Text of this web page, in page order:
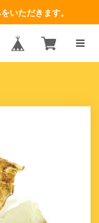
いただきます。